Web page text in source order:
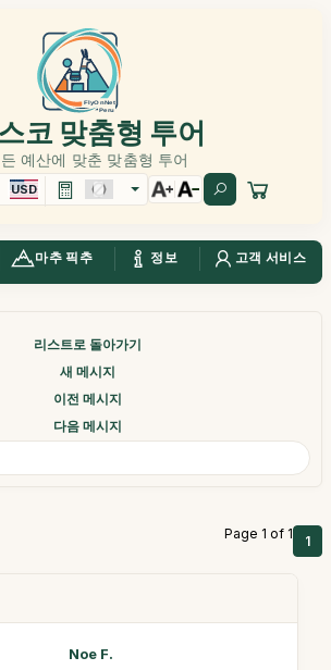
코 맞춤형 투어
예산에 맞춘 맞춤형 투어
USD
마추 픽추 정보 고객 서비스
리스트로 돌아가기
새 메시지
이전 메시지
다음 메시지
Page 1 of 1 1
Noe F.